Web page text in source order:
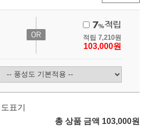
적립 7,210원
103,000원
표기
총 상품 금액 103,000원